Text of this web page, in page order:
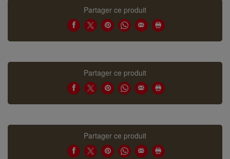
Partager ce produit
Partager ce produit
Partager ce produit